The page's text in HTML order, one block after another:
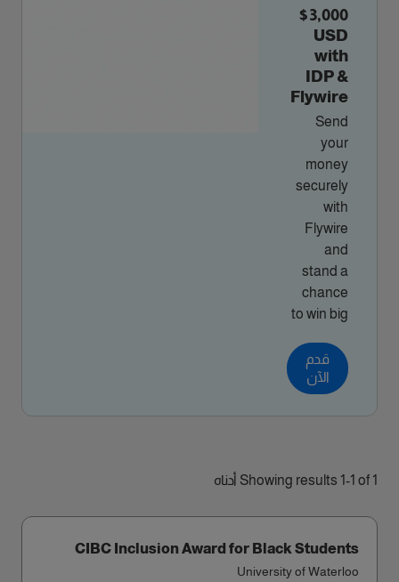
$3,000
USD
with
IDP &
Flywire
Send
your
money
securely
with
Flywire
and
stand a
chance
to win big
قدم
الآن
Showing results 1-1 of 1 أدناه
CIBC Inclusion Award for Black Students
University of Waterloo